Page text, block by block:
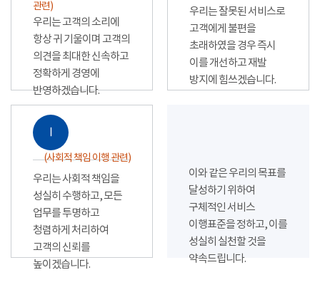
관련)
우리는 고객의 소리에
항상 귀 기울이며 고객의
의견을 최대한 신속하고
정확하게 경영에
반영하겠습니다.
우리는 잘못된 서비스로
고객에게 불편을
초래하였을 경우 즉시
이를 개선하고 재발
방지에 힘쓰겠습니다.
Ⅰ
(사회적 책임 이행 관련)
우리는 사회적 책임을
성실히 수행하고, 모든
업무를 투명하고
청렴하게 처리하여
고객의 신뢰를
높이겠습니다.
이와 같은 우리의 목표를
달성하기 위하여
구체적인 서비스
이행표준을 정하고, 이를
성실히 실천할 것을
약속드립니다.